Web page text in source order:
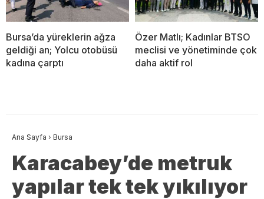
Bursa’da yüreklerin ağza
geldiği an; Yolcu otobüsü
kadına çarptı
Özer Matlı; Kadınlar BTSO
meclisi ve yönetiminde çok
daha aktif rol
Ana Sayfa › Bursa
Karacabey’de metruk
yapılar tek tek yıkılıyor